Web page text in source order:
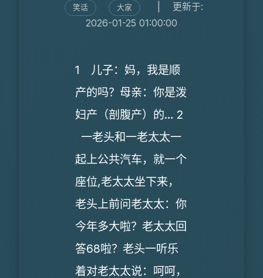
笑话 大家
更新于:
2026-01-25 01:00:00
1 儿子：妈，我是顺
产的吗？母亲：你是泼
妇产（剖腹产）的… 2
一老头和一老太太一
起上公共汽车，就一个
座位,老太太坐下来，
老头上前问老太太：你
今年多大啦？老太太回
答68啦？老头一听乐
着对老太太说：呵呵，